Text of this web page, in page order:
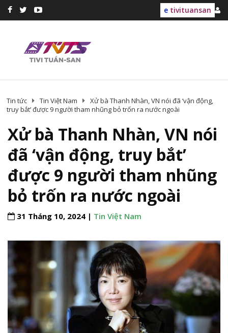
e tivituansan
Tin tức Tin Việt Nam
Xử bà Thanh Nhàn, VN nói đã ‘vận động,
truy bắt’ được 9 người tham nhũng bỏ trốn ra nước ngoài
Xử bà Thanh Nhàn, VN nói
đã ‘vận động, truy bắt’
được 9 người tham nhũng
bỏ trốn ra nước ngoài
31 Tháng 10, 2024 | Tin Việt Nam